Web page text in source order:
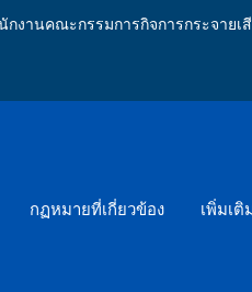
งานคณะกรรมการกิจการกระจาย
กฏหมายที่เกี่ยวข้อง เพิ่มเติ